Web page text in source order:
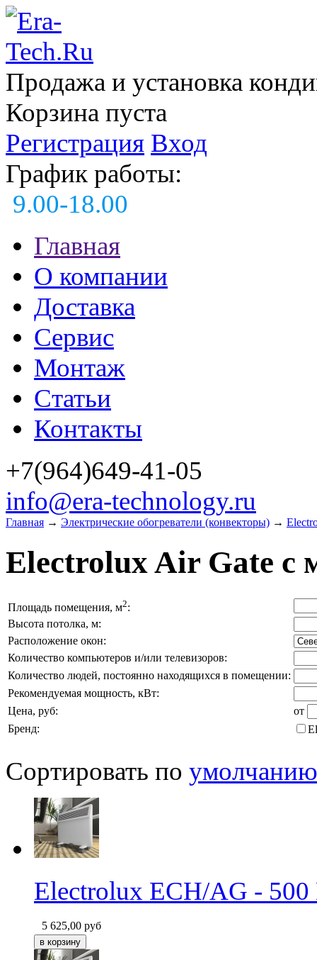
Продажа и установка
Корзина пуста
Регистрация Вход
График работы:
9.00-18.00
Главная
О компании
Доставка
Сервис
Монтаж
Статьи
Контакты
+7(964)649-41-05
info@era-technology.ru
Главная → Электрические обогреватели (конвекторы) →
Electrolux Air Gate с
Площадь помещения, м2:
Высота потолка, м:
Расположение окон:
Количество компьютеров и/или телевизоров:
Количество людей, постоянно находящихся в помещении:
Рекомендуемая мощность, кВт:
Цена, руб:
от
Бренд:
Сортировать по умолчанию
Electrolux ECH/AG - 500
5 625,00 руб